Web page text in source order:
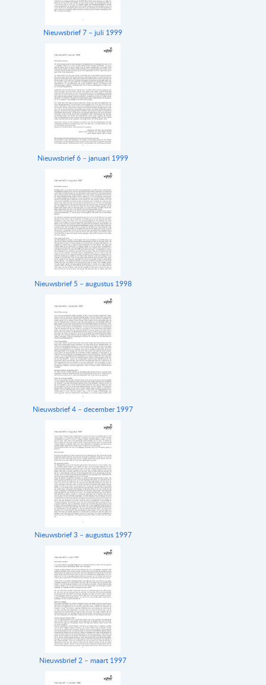
Nieuwsbrief 7 – juli 1999
Nieuwsbrief 6 – januari 1999
Nieuwsbrief 5 – augustus 1998
Nieuwsbrief 4 – december 1997
Nieuwsbrief 3 – augustus 1997
Nieuwsbrief 2 – maart 1997